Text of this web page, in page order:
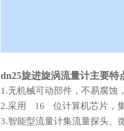
dn25旋进旋涡流量计主要特
1.无机械可动部件，不易腐蚀
2.采用 16 位计算机芯片，集成度
3.智能型流量计集流量探头、